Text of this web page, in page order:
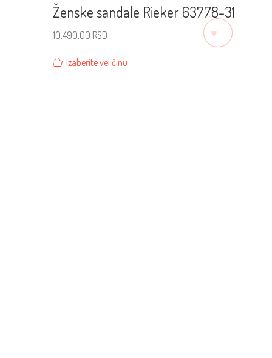
Ženske sandale Rieker 63778-31
10.490,00 RSD
Izaberite veličinu